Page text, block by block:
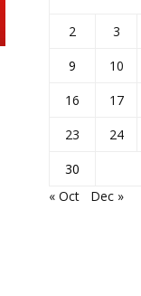
2
3
9
10
16
17
23
24
30
« Oct
Dec »